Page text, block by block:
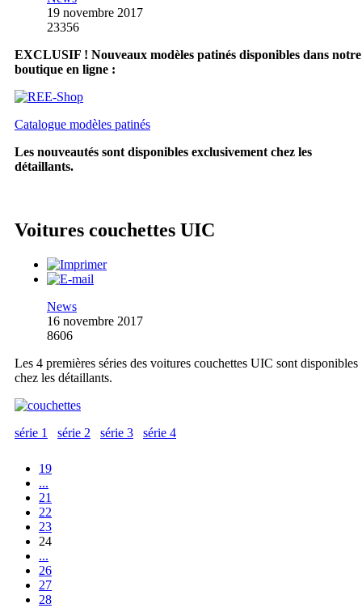
19 novembre 2017
23356
EXCLUSIF ! Nouveaux modèles patinés disponibles dans notre
boutique en ligne :
Catalogue modèles patinés
Les nouveautés sont disponibles exclusivement chez les
détaillants.
Voitures couchettes UIC
News
16 novembre 2017
8606
Les 4 premières séries des voitures couchettes UIC sont disponibles
chez les détaillants.
série 1 série 2 série 3 série 4
19
...
21
22
23
24
...
26
27
28